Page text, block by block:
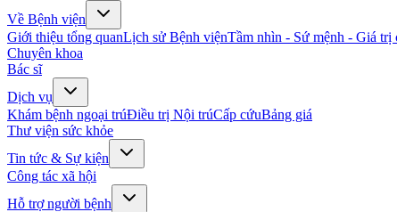
Về Bệnh viện
Giới thiệu tổng quanLịch sử Bệnh việnTầm nhìn - Sứ mệnh - Giá trị
Chuyên khoa
Bác sĩ
Dịch vụ
Khám bệnh ngoại trúĐiều trị Nội trúCấp cứuBảng giá
Thư viện sức khỏe
Tin tức & Sự kiện
Công tác xã hội
Hỗ trợ người bệnh